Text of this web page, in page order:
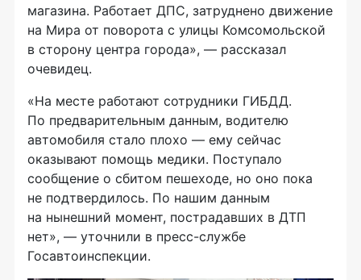
магазина. Работает ДПС, затруднено движение
на Мира от поворота с улицы Комсомольской
в сторону центра города», — рассказал
очевидец.
«На месте работают сотрудники ГИБДД.
По предварительным данным, водителю
автомобиля стало плохо — ему сейчас
оказывают помощь медики. Поступало
сообщение о сбитом пешеходе, но оно пока
не подтвердилось. По нашим данным
на нынешний момент, пострадавших в ДТП
нет», — уточнили в пресс-службе
Госавтоинспекции.